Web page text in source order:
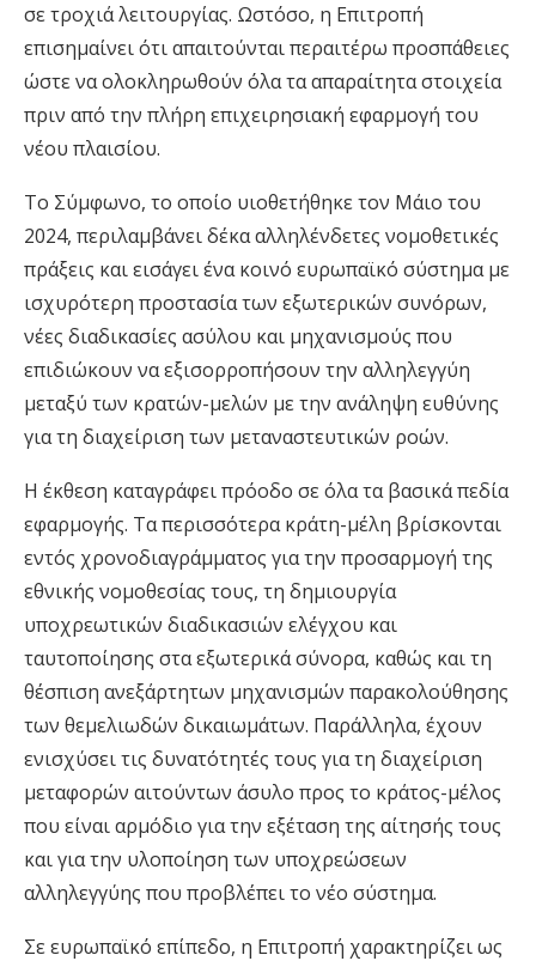
σε τροχιά λειτουργίας. Ωστόσο, η Επιτροπή
επισημαίνει ότι απαιτούνται περαιτέρω προσπάθειες
ώστε να ολοκληρωθούν όλα τα απαραίτητα στοιχεία
πριν από την πλήρη επιχειρησιακή εφαρμογή του
νέου πλαισίου.
Το Σύμφωνο, το οποίο υιοθετήθηκε τον Μάιο του
2024, περιλαμβάνει δέκα αλληλένδετες νομοθετικές
πράξεις και εισάγει ένα κοινό ευρωπαϊκό σύστημα με
ισχυρότερη προστασία των εξωτερικών συνόρων,
νέες διαδικασίες ασύλου και μηχανισμούς που
επιδιώκουν να εξισορροπήσουν την αλληλεγγύη
μεταξύ των κρατών-μελών με την ανάληψη ευθύνης
για τη διαχείριση των μεταναστευτικών ροών.
Η έκθεση καταγράφει πρόοδο σε όλα τα βασικά πεδία
εφαρμογής. Τα περισσότερα κράτη-μέλη βρίσκονται
εντός χρονοδιαγράμματος για την προσαρμογή της
εθνικής νομοθεσίας τους, τη δημιουργία
υποχρεωτικών διαδικασιών ελέγχου και
ταυτοποίησης στα εξωτερικά σύνορα, καθώς και τη
θέσπιση ανεξάρτητων μηχανισμών παρακολούθησης
των θεμελιωδών δικαιωμάτων. Παράλληλα, έχουν
ενισχύσει τις δυνατότητές τους για τη διαχείριση
μεταφορών αιτούντων άσυλο προς το κράτος-μέλος
που είναι αρμόδιο για την εξέταση της αίτησής τους
και για την υλοποίηση των υποχρεώσεων
αλληλεγγύης που προβλέπει το νέο σύστημα.
Σε ευρωπαϊκό επίπεδο, η Επιτροπή χαρακτηρίζει ως